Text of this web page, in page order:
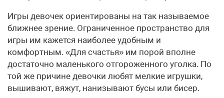
Игры девочек ориентированы на так называемое
ближнее зрение. Ограниченное пространство для
игры им кажется наиболее удобным и
комфортным. «Для счастья» им порой вполне
достаточно маленького отгороженного уголка. По
той же причине девочки любят мелкие игрушки,
вышивают, вяжут, нанизывают бусы или бисер.